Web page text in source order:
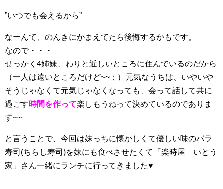
”いつでも会えるから”
なーんて、のんきにかまえてたら後悔するかもです。
なので・・・
せっかく4姉妹、わりと近しいところに住んでいるのだから
（一人は遠いところだけど~~；）元気なうちは、いやいや
そうじゃなくて元気じゃなくなっても、会って話して共に
過ごす時間を作って楽しもうねって決めているのでありま
す~~
と言うことで、今回は妹っちに懐かしくて優しい味のバラ
寿司(ちらし寿司)を妹にも食べさせたくて
「楽時屋 いとう
家」さん一緒にランチに行ってきました♥